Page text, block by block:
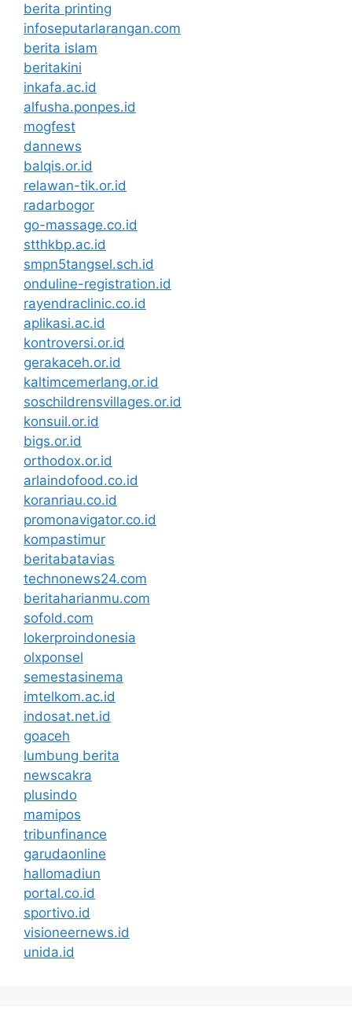
berita printing
infoseputarlarangan.com
berita islam
beritakini
inkafa.ac.id
alfusha.ponpes.id
mogfest
dannews
balqis.or.id
relawan-tik.or.id
radarbogor
go-massage.co.id
stthkbp.ac.id
smpn5tangsel.sch.id
onduline-registration.id
rayendraclinic.co.id
aplikasi.ac.id
kontroversi.or.id
gerakaceh.or.id
kaltimcemerlang.or.id
soschildrensvillages.or.id
konsuil.or.id
bigs.or.id
orthodox.or.id
arlaindofood.co.id
koranriau.co.id
promonavigator.co.id
kompastimur
beritabatavias
technonews24.com
beritaharianmu.com
sofold.com
lokerproindonesia
olxponsel
semestasinema
imtelkom.ac.id
indosat.net.id
goaceh
lumbung berita
newscakra
plusindo
mamipos
tribunfinance
garudaonline
hallomadiun
portal.co.id
sportivo.id
visioneernews.id
unida.id